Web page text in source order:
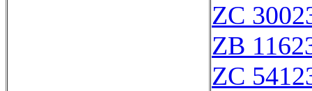
ZC
ZB
ZC